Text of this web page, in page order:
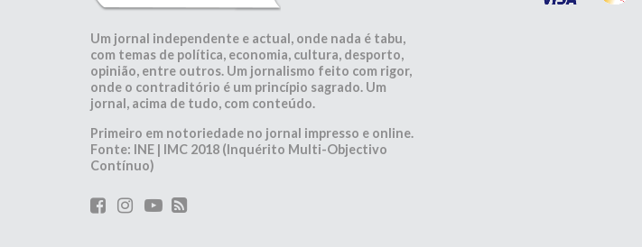
Um jornal independente e actual, onde nada é tabu,
com temas de política, economia, cultura, desporto,
opinião, entre outros. Um jornalismo feito com rigor,
onde o contraditório é um princípio sagrado. Um
jornal, acima de tudo, com conteúdo.
Primeiro em notoriedade no jornal impresso e online.
Fonte: INE | IMC 2018 (Inquérito Multi-Objectivo
Contínuo)